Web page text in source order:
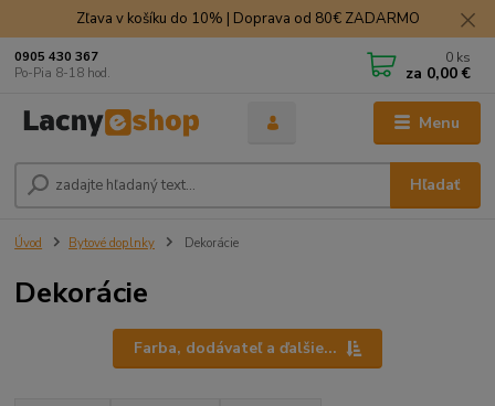
Zľava v košíku do 10% | Doprava od 80€ ZADARMO
Menu
Hľadať
0905 430 367
Po-Pia 8-18 hod.
0 ks
za 0,00 €
Úvod Bytové doplnky Dekorácie
Dekorácie
Farba, dodávateľ a ďalšie...